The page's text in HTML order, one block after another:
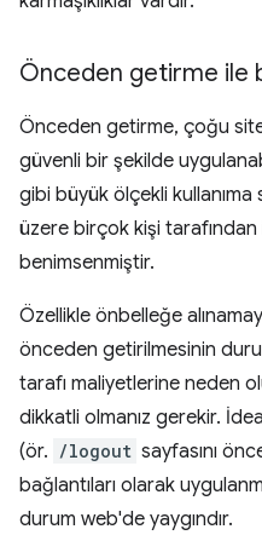
Önceden getirme ile
Önceden getirme, çoğu
güvenli bir şekilde
gibi büyük ölçekli
üzere birçok kişi tarafından
benimsenmiştir.
Özellikle önbelleğe
önceden getirilmesinin
tarafı maliyetlerine neden
dikkatli olmanız gerekir.
(ör. /logout sayfasını
bağlantıları olarak
durum web'de yaygındır.